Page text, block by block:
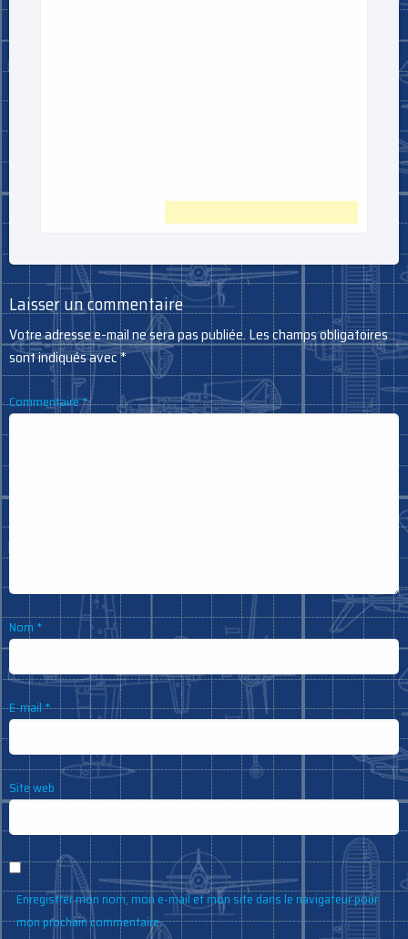
Laisser un commentaire
Votre adresse e-mail ne sera pas publiée. Les champs obligatoires
sont indiqués avec*
Commentaire*
Nom *
E-mail*
Site web
Enregistrer mon nom, mon e-mail et mon site dans le navigateur pour
mon prochain commentaire.